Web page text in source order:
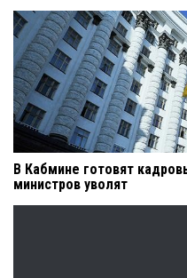
В Кабмине готовят
министров уволят